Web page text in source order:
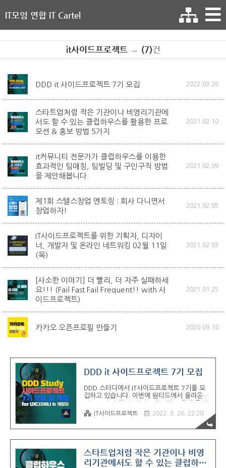
IT모임 연합 IT Cartel
it사이드프로젝트→ (7)건
DDD it 사이드프로젝트 7기 모집 2022.03.26
스타트업처럼 작은 기관이나 비영리기관에
서도 할 수 있는 클럽하우스를 활용한 프로
모션 & 홍보 방법 5가지
2021.02.10
it커뮤니티 전문가가 클럽하우스를 이용한
효과적인 팀매칭, 팀빌딩 및 구인구직 방법
을 제안해봅니다.
2021.02.09
제1회 스텔스창업 멘토링 : 회사 다니면서
창업하자!
2021.02.05
IT사이드프로젝트를 위한 기획자, 디자이
너, 개발자 및 온라인 네트워킹 02월 11일
(목)
2021.02.03
[사소한 이야기] 더 빨리, 더 자주 실패하세
요!!! (Fail Fast Fail Frequent!! with 사
이드프로젝트)
2021.01.25
카카오 오픈프로필 만들기 2020.09.18
DDD it 사이드프로젝트 7기 모집
DDD 스터디에서 IT사이드프로젝트 7기를 모
집하고 있습니다. 이번에 원티드에서 올라온
행사 기획해서 원티드 이벤트에 올릴 수 있음
좋겠습니다~ (기수제 편) 사이드로 IT프로젝트
를 할 수 있도록 돕는 운영 기관 리스트 처음
리를 도와주는 기수제 프로그램을 추천드리고
있습니다. 하지만 사이드프로젝트를 몇 번 해
보신 분이라면 꼭 기수제가 아니여도 괜찮을
것 goodantak.com DDD 회장님하고 연락
IT사이드프로젝트 2022. 3. 26. 22:20
스타트업처럼 작은 기관이나 비영
리기관에서도 할 수 있는 클럽하우